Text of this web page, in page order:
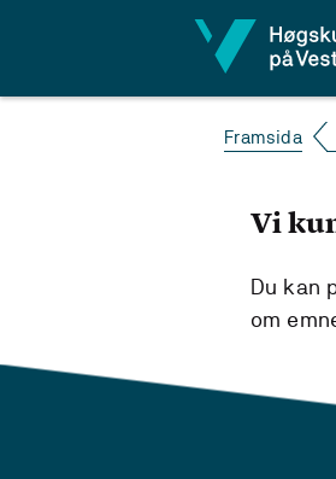
Framsida
Vi
Du kan
om